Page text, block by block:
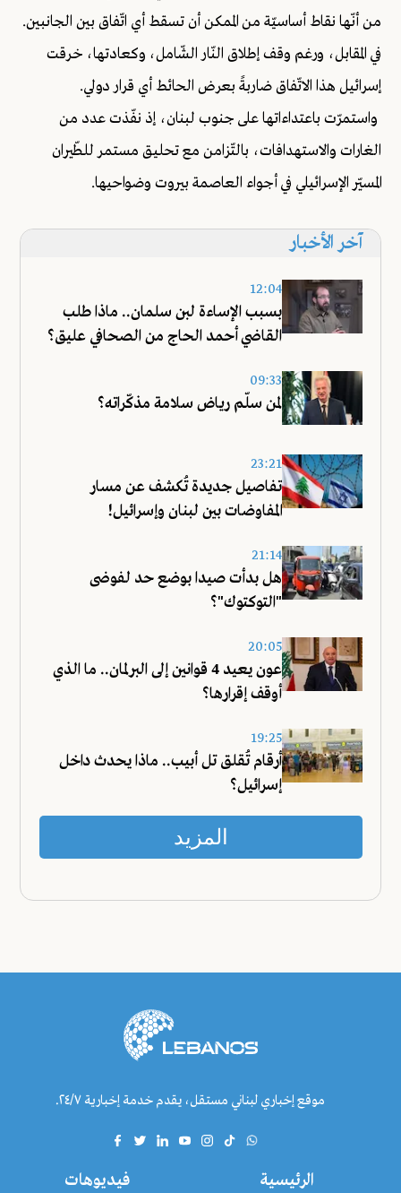
من أنّها نقاط أساسيّة من الممكن أن تسقط أي اتّفاق بين الجانبين.
في المقابل، ورغم وقف إطلاق النّار الشّامل، وكعادتها، خرقت
إسرائيل هذا الاتّفاق ضاربةً بعرض الحائط أي قرار دولي.
واستمرّت باعتداءاتها على جنوب لبنان، إذ نفّذت عدد من
الغارات والاستهدافات، بالتّزامن مع تحليق مستمر للطّيران
المسيّر الإسرائيلي في أجواء العاصمة بيروت وضواحيها.
آخر الأخبار
12:04
بسبب الإساءة لبن سلمان.. ماذا طلب
القاضي أحمد الحاج من الصحافي عليق؟
09:33
لمن سلّم رياض سلامة مذكّراته؟
23:21
تفاصيل جديدة تُكشف عن مسار
المفاوضات بين لبنان وإسرائيل!
21:14
هل بدأت صيدا بوضع حد لفوضى
"التوكتوك"؟
20:05
عون يعيد 4 قوانين إلى البرلمان.. ما الذي
أوقف إقرارها؟
19:25
أرقام تُقلق تل أبيب.. ماذا يحدث داخل
إسرائيل؟
المزيد
موقع إخباري لبناني مستقل، يقدم خدمة إخبارية ٢٤/٧.
الرئيسية فيديوهات